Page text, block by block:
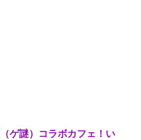
ゲ謎）コラボカフェ！い